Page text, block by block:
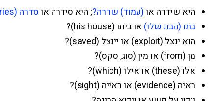
היא שידרה או(עמוד) שדרה?; היא סידרה אוסדרה (series)
בתו (הבת שלו) או ביתו (his house)?
הוא ינצל (exploit) או יינצל (saved)?
מן (from) או מין (סוג, סקס)?
אלו (these) או אילו (which)?
ראיה (evidence) או ראייה (sight)?